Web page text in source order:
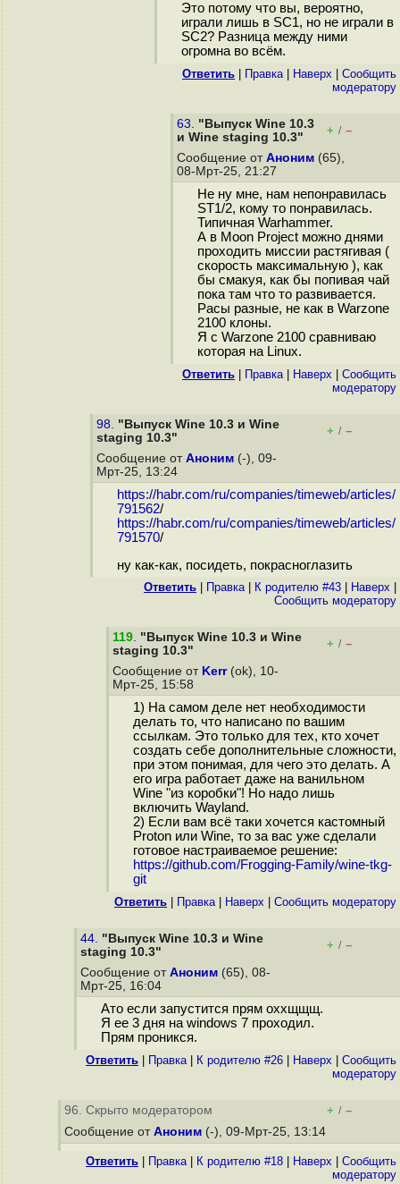
Это потому что вы, вероятно,
играли лишь в SC1, но не играли в
SC2? Разница между ними
огромна во всём.
Ответить Правка| Наверх
Cообщить
модератору
63. "Выпуск Wine 10.3
и Wine staging 10.3"
+ / –
Сообщение от Аноним (65),
08-Мрт-25, 21:27
Не ну мне, нам непонравилась
ST1/2, кому то понравилась.
Типичная Warhammer.
А в Moon Project можно днями
проходить миссии растягивая (
скорость максимальную ), как
бы смакуя, как бы попивая чай
пока там что то развивается.
Расы разные, не как в Warzone
2100 клоны.
Я с Warzone 2100 сравниваю
которая на Linux.
Ответить Правка| Наверх
Cообщить
модератору
98. "Выпуск Wine 10.3 и Wine
staging 10.3"
+ / –
Сообщение от Аноним (-), 09-
Мрт-25, 13:24
https://habr.com/ru/companies/timeweb/articles/
791562/
https://habr.com/ru/companies/timeweb/articles/
791570/
ну как-как, посидеть, покрасноглазить
Ответить Правка| К родителю #43 Наверх
Cообщить модератору
119. "Выпуск Wine 10.3 и Wine
staging 10.3"
+ / –
Сообщение от Kerr(ok), 10-
Мрт-25, 15:58
1) На самом деле нет необходимости
делать то, что написано по вашим
ссылкам. Это только для тех, кто хочет
создать себе дополнительные сложности,
при этом понимая, для чего это делать. А
его игра работает даже на ванильном
Wine "из коробки"! Но надо лишь
включить Wayland.
2) Если вам всё таки хочется кастомный
Proton или Wine, то за вас уже сделали
готовое настраиваемое решение:
https://github.com/Frogging-Family/wine-tkg-
git
Ответить Правка| Наверх Cообщить модератору
44. "Выпуск Wine 10.3 и Wine
staging 10.3"
+ / –
Сообщение от Аноним (65), 08-
Мрт-25, 16:04
Ато если запустится прям оххщщщ.
Я ее 3 дня на windows 7 проходил.
Прям проникся.
Ответить Правка| К родителю #26 Наверх
Cообщить
модератору
96. Скрыто модератором + / –
Сообщение от Аноним (-), 09-Мрт-25, 13:14
Ответить Правка| К родителю #18 Наверх
Cообщить
модератору